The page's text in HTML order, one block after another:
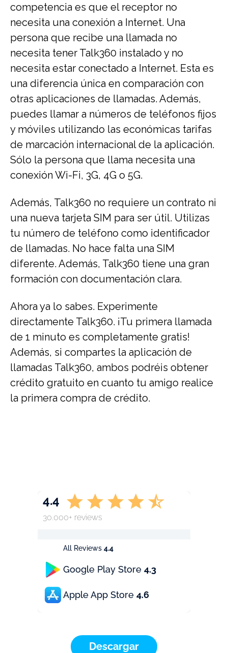
competencia es que el receptor no
necesita una conexión a Internet. Una
persona que recibe una llamada no
necesita tener Talk360 instalado y no
necesita estar conectado a Internet. Esta es
una diferencia única en comparación con
otras aplicaciones de llamadas. Además,
puedes llamar a números de teléfonos fijos
y móviles utilizando las económicas tarifas
de marcación internacional de la aplicación.
Sólo la persona que llama necesita una
conexión Wi-Fi, 3G, 4G o 5G.
Además, Talk360 no requiere un contrato ni
una nueva tarjeta SIM para ser útil. Utilizas
tu número de teléfono como identificador
de llamadas. No hace falta una SIM
diferente. Además, Talk360 tiene una gran
formación con documentación clara.
Ahora ya lo sabes. Experimente
directamente Talk360. ¡Tu primera llamada
de 1 minuto es completamente gratis!
Además, si compartes la aplicación de
llamadas Talk360, ambos podréis obtener
crédito gratuito en cuanto tu amigo realice
la primera compra de crédito.
All Reviews 4.4
Google Play Store 4.3
Apple App Store 4.6
4.4
30.000+ reviews
Descargar